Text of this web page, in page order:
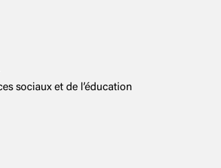
sociaux et de l’éducation